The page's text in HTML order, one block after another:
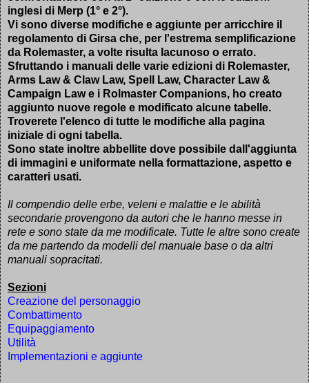
inglesi di Merp (1° e 2°).
Vi sono diverse modifiche e aggiunte per arricchire il
regolamento di Girsa che, per l'estrema semplificazione
da Rolemaster, a volte risulta lacunoso o errato.
Sfruttando i manuali delle varie edizioni di Rolemaster,
Arms Law & Claw Law, Spell Law, Character Law &
Campaign Law e i Rolmaster Companions, ho creato
aggiunto nuove regole e modificato alcune tabelle.
Troverete l'elenco di tutte le modifiche alla pagina
iniziale di ogni tabella.
Sono state inoltre abbellite dove possibile dall'aggiunta
di immagini e uniformate nella formattazione, aspetto e
caratteri usati.
Il compendio delle erbe, veleni e malattie e le abilità
secondarie provengono da autori che le hanno messe in
rete e sono state da me modificate. Tutte le altre sono create
da me partendo da modelli del manuale base o da altri
manuali sopracitati.
Sezioni
Creazione del personaggio
Combattimento
Equipaggiamento
Utilità
Implementazioni e aggiunte